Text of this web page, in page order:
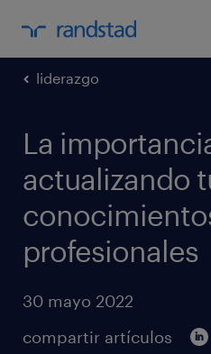
liderazgo
La
actualizando
profesionales
30 mayo 2022
compartir artículos